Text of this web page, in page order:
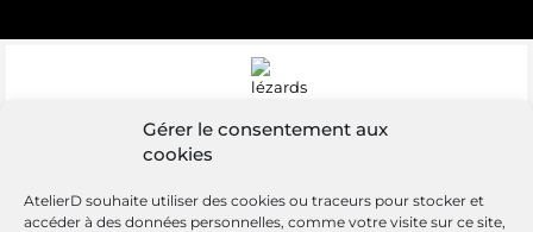
Gérer le consentement aux
cookies
AtelierD souhaite utiliser des cookies ou traceurs pour stocker et
accéder à des données personnelles, comme votre visite sur ce site,